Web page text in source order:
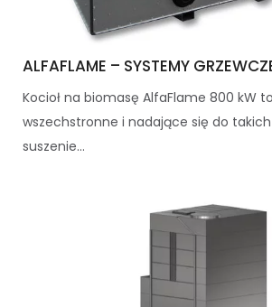
ALFAFLAME – SYSTEMY
Kocioł na biomasę AlfaFlame 800 kW
wszechstronne i nadające się do
suszenie...